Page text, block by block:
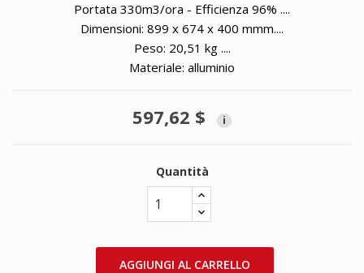
Portata 330m3/ora - Efficienza 96% ....
Dimensioni: 899 x 674 x 400 mmm....
Peso: 20,51 kg ....
Materiale: alluminio
597,62 $ i
Quantità
AGGIUNGI AL CARRELLO